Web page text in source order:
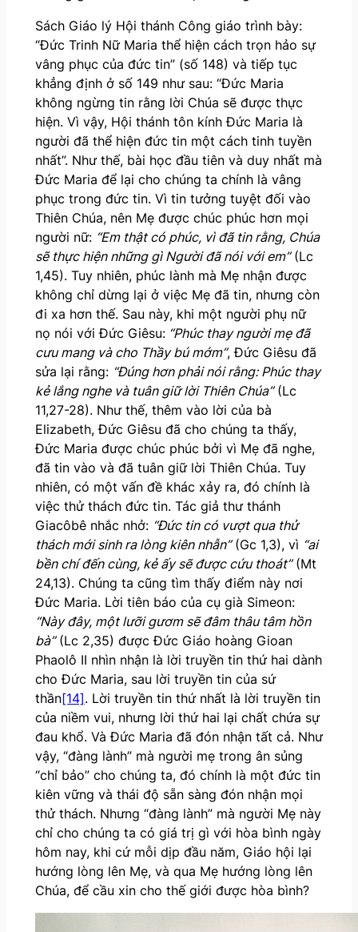
Sách Giáo lý Hội thánh Công giáo trình bày:
“Đức Trinh Nữ Maria thể hiện cách trọn hảo sự
vâng phục của đức tin” (số 148) và tiếp tục
khẳng định ở số 149 như sau: “Đức Maria
không ngừng tin rằng lời Chúa sẽ được thực
hiện. Vì vậy, Hội thánh tôn kính Đức Maria là
người đã thể hiện đức tin một cách tinh tuyền
nhất”. Như thế, bài học đầu tiên và duy nhất mà
Đức Maria để lại cho chúng ta chính là vâng
phục trong đức tin. Vì tin tưởng tuyệt đối vào
Thiên Chúa, nên Mẹ được chúc phúc hơn mọi
người nữ: “Em thật có phúc, vì đã tin rằng, Chúa
sẽ thực hiện những gì Người đã nói với em”(Lc
1,45). Tuy nhiên, phúc lành mà Mẹ nhận được
không chỉ dừng lại ở việc Mẹ đã tin, nhưng còn
đi xa hơn thế. Sau này, khi một người phụ nữ
nọ nói với Đức Giêsu:“Phúc thay người mẹ đã
cưu mang và cho Thầy bú mớm”, Đức Giêsu đã
sửa lại rằng: “Đúng hơn phải nói rằng: Phúc thay
kẻ lắng nghe và tuân giữ lời Thiên Chúa”(Lc
11,27-28). Như thế, thêm vào lời của bà
Elizabeth, Đức Giêsu đã cho chúng ta thấy,
Đức Maria được chúc phúc bởi vì Mẹ đã nghe,
đã tin vào và đã tuân giữ lời Thiên Chúa. Tuy
nhiên, có một vấn đề khác xảy ra, đó chính là
việc thử thách đức tin. Tác giả thư thánh
Giacôbê nhắc nhở: “Đức tin có vượt qua thử
thách mới sinh ra lòng kiên nhẫn”(Gc 1,3), vì “ai
bền chí đến cùng, kẻ ấy sẽ được cứu thoát”(Mt
24,13). Chúng ta cũng tìm thấy điểm này nơi
Đức Maria. Lời tiên báo của cụ già Simeon:
“Này đây, một lưỡi gươm sẽ đâm thâu tâm hồn
bà”(Lc 2,35) được Đức Giáo hoàng Gioan
Phaolô II nhìn nhận là lời truyền tin thứ hai dành
cho Đức Maria, sau lời truyền tin của sứ
thần[14]. Lời truyền tin thứ nhất là lời truyền tin
của niềm vui, nhưng lời thứ hai lại chất chứa sự
đau khổ. Và Đức Maria đã đón nhận tất cả. Như
vậy, “đàng lành” mà người mẹ trong ân sủng
“chỉ bảo” cho chúng ta, đó chính là một đức tin
kiên vững và thái độ sẵn sàng đón nhận mọi
thử thách. Nhưng “đàng lành” mà người Mẹ này
chỉ cho chúng ta có giá trị gì với hòa bình ngày
hôm nay, khi cứ mỗi dịp đầu năm, Giáo hội lại
hướng lòng lên Mẹ, và qua Mẹ hướng lòng lên
Chúa, để cầu xin cho thế giới được hòa bình?